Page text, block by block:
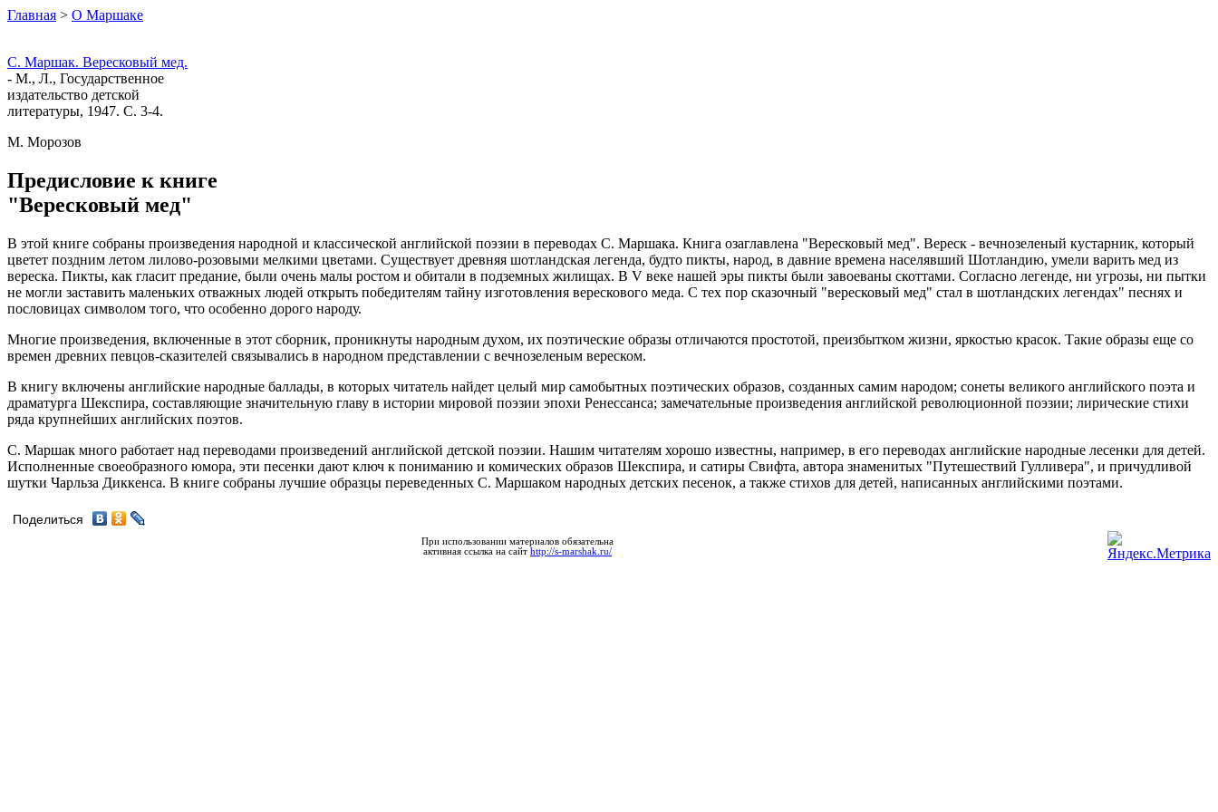
Главная > О Маршаке
С. Маршак. Вересковый мед.
- М., Л., Государственное
издательство детской
литературы, 1947. С. 3-4.
М. Морозов
Предисловие к книге
"Вересковый мед"
В этой книге собраны произведения народной и классической английской поэзии в переводах С. Маршака. Книга озаглавлена "Вересковый мед". Вереск - вечнозеленый кустарник, который
цветет поздним летом лилово-розовыми мелкими цветами. Существует древняя шотландская легенда, будто пикты, народ, в давние времена населявший Шотландию, умели варить мед из
вереска. Пикты, как гласит предание, были очень малы ростом и обитали в подземных жилищах. В V веке нашей эры пикты были завоеваны скоттами. Согласно легенде, ни угрозы, ни пытки
не могли заставить маленьких отважных людей открыть победителям тайну изготовления верескового меда. С тех пор сказочный "вересковый мед" стал в шотландских легендах" песнях и
пословицах символом того, что особенно дорого народу.
Многие произведения, включенные в этот сборник, проникнуты народным духом, их поэтические образы отличаются простотой, преизбытком жизни, яркостью красок. Такие образы еще со
времен древних певцов-сказителей связывались в народном представлении с вечнозеленым вереском.
В книгу включены английские народные баллады, в которых читатель найдет целый мир самобытных поэтических образов, созданных самим народом; сонеты великого английского поэта и
драматурга Шекспира, составляющие значительную главу в истории мировой поэзии эпохи Ренессанса; замечательные произведения английской революционной поэзии; лирические стихи
ряда крупнейших английских поэтов.
С. Маршак много работает над переводами произведений английской детской поэзии. Нашим читателям хорошо известны, например, в его переводах английские народные лесенки для детей.
Исполненные своеобразного юмора, эти песенки дают ключ к пониманию и комических образов Шекспира, и сатиры Свифта, автора знаменитых "Путешествий Гулливера", и причудливой
шутки Чарльза Диккенса. В книге собраны лучшие образцы переведенных С. Маршаком народных детских песенок, а также стихов для детей, написанных английскими поэтами.
Поделиться
При использовании материалов обязательна
активная ссылка на сайт http://s-marshak.ru/